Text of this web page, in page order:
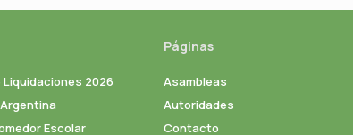
2026
Escolar
Páginas
Asambleas
Autoridades
Contacto